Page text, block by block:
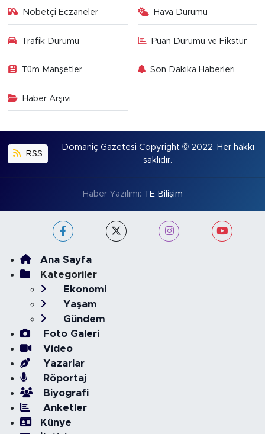
Nöbetçi Eczaneler Hava Durumu
Trafik Durumu Puan Durumu ve Fikstür
Tüm Manşetler Son Dakika Haberleri
Haber Arşivi
RSS
Domaniç Gazetesi Copyright © 2022. Her hakkı
saklıdır.
Haber Yazılımı: TE Bilişim
Ana Sayfa
Kategoriler
Ekonomi
Yaşam
Gündem
Foto Galeri
Video
Yazarlar
Röportaj
Biyografi
Anketler
Künye